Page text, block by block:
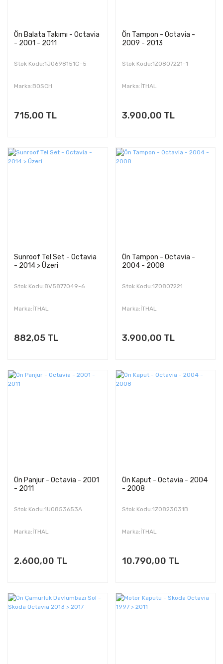
Ön Balata Takımı - Octavia
- 2001 - 2011
Stok Kodu:1J0698151G-5
Marka:BOSCH
715,00 TL
Ön Tampon - Octavia -
2009 - 2013
Stok Kodu:1Z0807221-1
Marka:İTHAL
3.900,00 TL
Sunroof Tel Set - Octavia
- 2014 > Üzeri
Stok Kodu:8V5877049-6
Marka:İTHAL
882,05 TL
Ön Tampon - Octavia -
2004 - 2008
Stok Kodu:1Z0807221
Marka:İTHAL
3.900,00 TL
Ön Panjur - Octavia - 2001
- 2011
Stok Kodu:1U0853653A
Marka:İTHAL
2.600,00 TL
Ön Kaput - Octavia - 2004
- 2008
Stok Kodu:1Z0823031B
Marka:İTHAL
10.790,00 TL